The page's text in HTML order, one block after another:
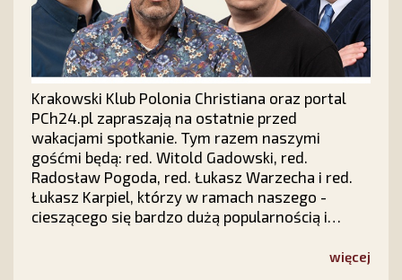
Krakowski Klub Polonia Christiana oraz portal
PCh24.pl zapraszają na ostatnie przed
wakacjami spotkanie. Tym razem naszymi
gośćmi będą: red. Witold Gadowski, red.
Radosław Pogoda, red. Łukasz Warzecha i red.
Łukasz Karpiel, którzy w ramach naszego -
cieszącego się bardzo dużą popularnością i
Prosty PLUS" z udziałem publiczności dokonają
więcej